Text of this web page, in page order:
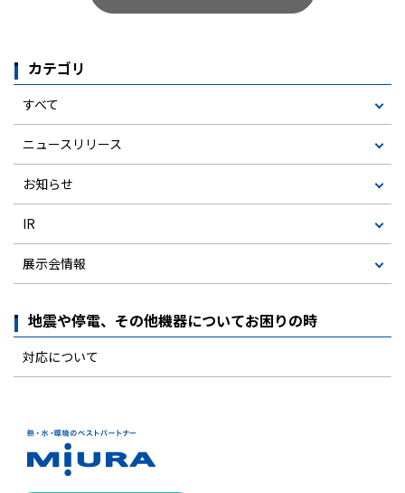
カテゴリ
すべて
ニュースリリース
お知らせ
IR
展示会情報
地震や停電、その他機器についてお困りの時
対応について